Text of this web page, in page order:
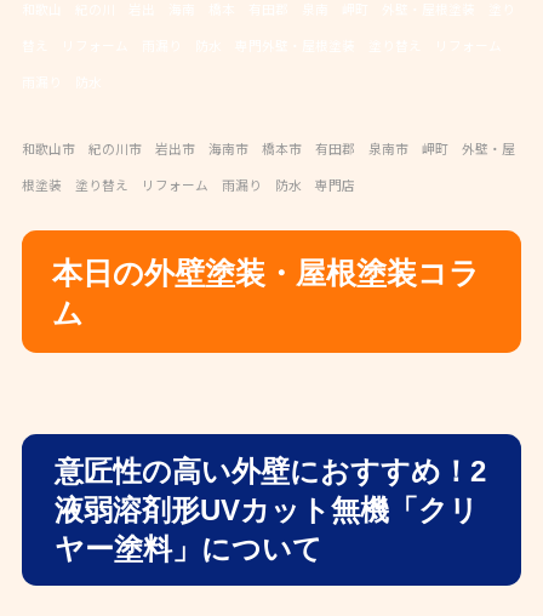
和歌山市 紀の川市 岩出市 海南市 橋本市 有田郡 泉南市 岬町 外壁・屋
根塗装 塗り替え リフォーム 雨漏り 防水 専門店
本日の外壁塗装・屋根塗装コラ
ム
意匠性の高い外壁におすすめ！2
液弱溶剤形UVカット無機「クリ
ヤー塗料」について